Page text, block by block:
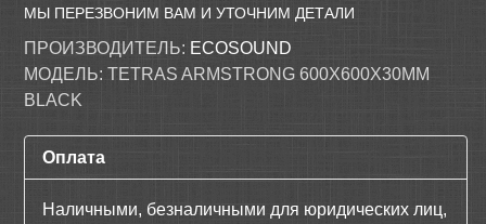
МЫ ПЕРЕЗВОНИМ ВАМ И УТОЧНИМ ДЕТАЛИ
ПРОИЗВОДИТЕЛЬ: ECOSOUND
МОДЕЛЬ: TETRAS ARMSTRONG 600Х600Х30ММ
BLACK
Оплата
Наличными, безналичными для юридических лиц,